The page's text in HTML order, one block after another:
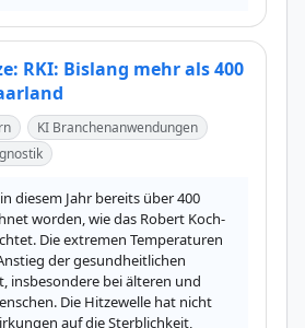
RKI: Bislang mehr als 400
KI Branchenanwendungen
diesem Jahr bereits über 400
worden, wie das Robert Koch-
Die extremen Temperaturen
der gesundheitlichen
insbesondere bei älteren und
Die Hitzewelle hat nicht
auf die Sterblichkeit,